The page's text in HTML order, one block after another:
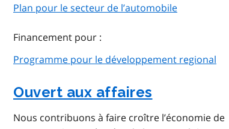
Plan pour le secteur de l’automobile
Financement pour :
Programme pour le développement regional
Ouvert aux affaires
Nous contribuons à faire croître l’économie de